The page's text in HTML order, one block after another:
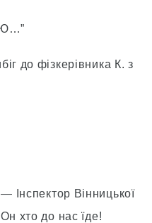
до фізкерівника К. з
Вінницької
хто до нас їде!